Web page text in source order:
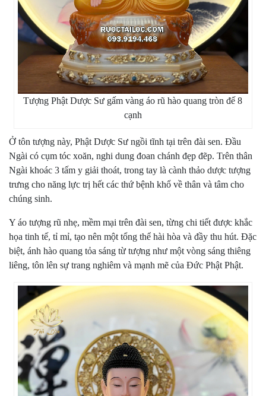
Tượng Phật Dược Sư gấm vàng áo rũ hào quang tròn đế 8
cạnh
Ở tôn tượng này, Phật Dược Sư ngồi tĩnh tại trên đài sen. Đầu
Ngài có cụm tóc xoăn, nghi dung đoan chánh đẹp đẽp. Trên thân
Ngài khoác 3 tấm y giải thoát, trong tay là cành thảo dược tượng
trưng cho năng lực trị hết các thứ bệnh khổ về thân và tâm cho
chúng sinh.
Y áo tượng rũ nhẹ, mềm mại trên đài sen, từng chi tiết được khắc
họa tinh tế, tỉ mỉ, tạo nên một tổng thể hài hòa và đầy thu hút. Đặc
biệt, ánh hào quang tỏa sáng từ tượng như một vòng sáng thiêng
liêng, tôn lên sự trang nghiêm và mạnh mẽ của Đức Phật Phật.